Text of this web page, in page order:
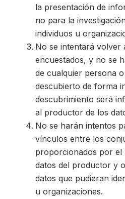
la presentación de
no para la
individuos u
No se intentará volver
encuestados, y no se
de cualquier persona
descubierto de forma
descubrimiento será
al productor de los
No se harán intentos
vínculos entre los
proporcionados por
datos del productor y
datos que pudieran
u organizaciones.